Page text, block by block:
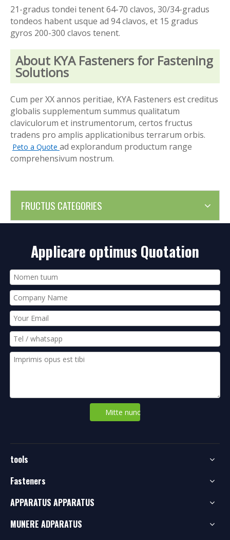
21-gradus tondei tenent 64-70 clavos, 30/34-gradus
tondeos habent usque ad 94 clavos, et 15 gradus
gyros 200-300 clavos tenent.
About KYA Fasteners for Fastening
Solutions
Cum per XX annos peritiae, KYA Fasteners est creditus
globalis supplementum summus qualitatum
claviculorum et instrumentorum, certos fructus
tradens pro amplis applicationibus terrarum orbis.
Peto a Quote ad explorandum productum range
comprehensivum nostrum.
FRUCTUS CATEGORIES
Applicare optimus Quotation
Mitte nunc
tools
Fasteners
APPARATUS APPARATUS
MUNERE ADPARATUS